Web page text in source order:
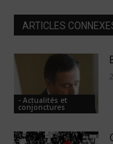
ARTICLES
- Actualités et
conjonctures